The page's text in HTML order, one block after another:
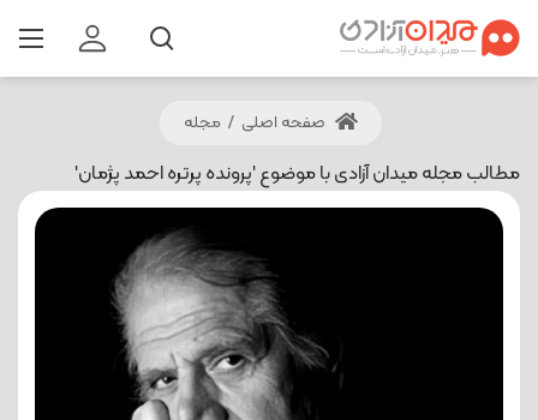
صفحه اصلی / مجله
مطالب مجله میدان آزادی با موضوع 'پرونده پرتره احمد پژمان'